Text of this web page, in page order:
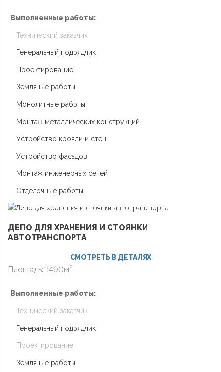
Выполненные работы:
Технический заказчик
Генеральный подрядчик
Проектирование
Земляные работы
Монолитные работы
Монтаж металлических конструкций
Устройство кровли и стен
Устройство фасадов
Монтаж инженерных сетей
Отделочные работы
ДЕПО ДЛЯ ХРАНЕНИЯ И СТОЯНКИ
АВТОТРАНСПОРТА
СМОТРЕТЬ В ДЕТАЛЯХ
Площадь: 1490м2
Выполненные работы:
Технический заказчик
Генеральный подрядчик
Проектирование
Земляные работы